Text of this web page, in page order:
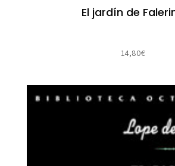
El jardín de
14,80€